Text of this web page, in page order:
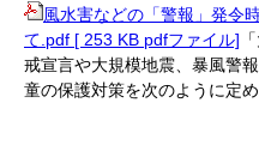
風水害などの「警報」発令
て.pdf [ 253 KB pdfファイル]
戒宣言や大規模地震、暴風警
童の保護対策を次のように定め